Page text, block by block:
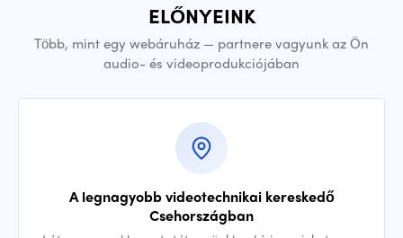
ELŐNYEINK
Több, mint egy webáruház — partnere vagyunk az Ön
audio- és videoprodukciójában
A legnagyobb videotechnikai kereskedő
Csehországban